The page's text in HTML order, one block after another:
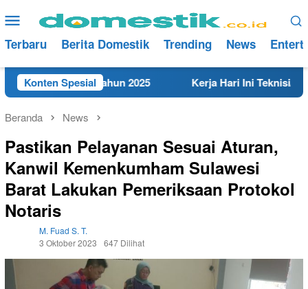
ke
konten
Menu
Mobile
Terbaru Berita Domestik Trending News
Konten Spesial
Rembang Tahun 2025 Kerja Hari Ini Teknisi/
Beranda News
Pastikan Pelayanan Sesuai Aturan,
Kanwil Kemenkumham Sulawesi
Barat Lakukan Pemeriksaan Protokol
Notaris
M. Fuad S. T.
3 Oktober 2023
647 Dilihat